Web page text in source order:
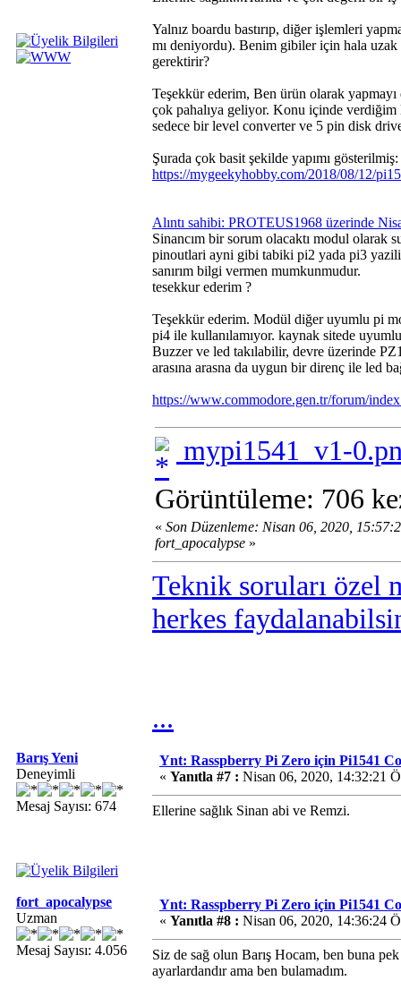
Yalnız boardu bastırıp, diğer işlemleri
mı deniyordu). Benim gibiler için hala
gerektirir?
Teşekkür ederim, Ben ürün olarak
çok pahalıya geliyor. Konu içinde verdiğim
sedece bir level converter ve 5 pin disk
Şurada çok basit şekilde yapımı gösterilmiş:
https://mygeekyhobby.com/2018/08/12/
Alıntı sahibi: PROTEUS1968 üzerinde
Sinancım bir sorum olacaktı modul
pinoutlari ayni gibi tabiki pi2 yada pi3
sanırım bilgi vermen mumkunmudur.
tesekkur ederim ?
Teşekkür ederim. Modül diğer uyumlu pi
pi4 ile kullanılamıyor. kaynak sitede
Buzzer ve led takılabilir, devre üzerinde
arasına arasna da uygun bir direnç ile led
https://www.commodore.gen.tr/forum/
mypi1541_v1-
Görüntüleme: 706
« Son Düzenleme: Nisan 06, 2020,
fort_apocalypse »
Teknik soruları özel
herkes
...
Barış Yeni
Deneyimli
Mesaj Sayısı: 674
Ynt: Rasspberry Pi Zero için Pi1541
« Yanıtla #7 : Nisan 06, 2020, 14:32:21
Ellerine sağlık Sinan abi ve Remzi.
fort_apocalypse
Uzman
Mesaj Sayısı: 4.056
Ynt: Rasspberry Pi Zero için Pi1541
« Yanıtla #8 : Nisan 06, 2020, 14:36:24
Siz de sağ olun Barış Hocam, ben buna
ayarlardandır ama ben bulamadım.